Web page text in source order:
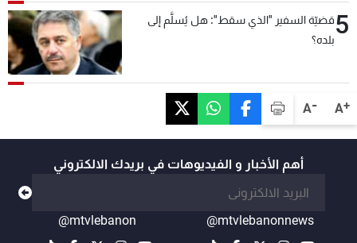
A+
A-
5قضيّة السفير "الذي سقط": هل يُسلَّم إلى
بلده؟
أهم الأخبار و الفيديوهات في بريدك الالكتروني
@mtvlebanonnews
@mtvlebanon